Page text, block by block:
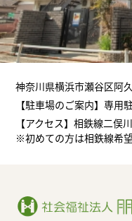
神奈川県横浜市瀬谷区阿
【駐車場のご案内】専用
【アクセス】相鉄線二俣
※初めての方は相鉄線希